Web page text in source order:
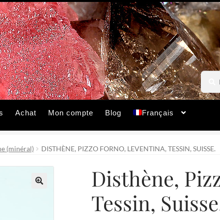
pour :
Achat Mon compte Blog Français
(minéral) DISTHÈNE, PIZZO FORNO, LEVENTINA, TESSIN, SUISSE.
Disthène,
Tessin,